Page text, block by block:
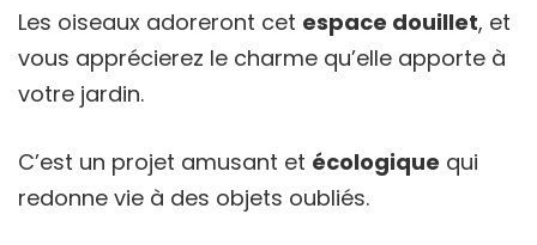
Les oiseaux adoreront cet espace douillet, et
vous apprécierez le charme qu’elle apporte à
votre jardin.
C’est un projet amusant et écologique qui
redonne vie à des objets oubliés.